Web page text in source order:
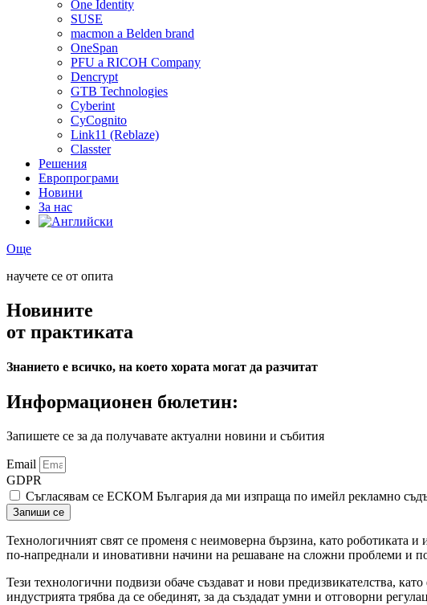
One Identity
SUSE
macmon a Belden brand
OneSpan
PFU a RICOH Company
Dencrypt
GTB Technologies
Cyberint
CyCognito
Link11 (Reblaze)
Classter
Решения
Европрограми
Новини
За нас
Още
научете се от опита
Новините
от практиката
Знанието е всичко, на което хората могат да разчитат
Информационен бюлетин:
Запишете се за да получавате актуални новини и събития
Email
GDPR
Съгласявам се ЕСКОМ България да ми изпраща по имейл рекламно
Запиши се
Технологичният свят се променя с неимоверна бързина, като роботиката
по-напреднали и иновативни начини на решаване на сложни проблеми и
Тези технологични подвизи обаче създават и нови предизвикателства,
индустрията трябва да се обединят, за да създадат умни и отговорни